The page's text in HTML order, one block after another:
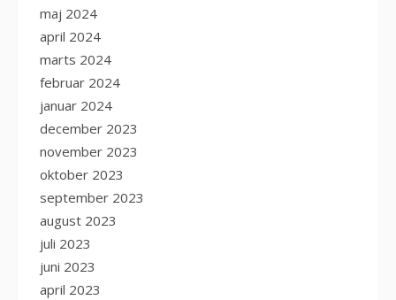
maj 2024
april 2024
marts 2024
februar 2024
januar 2024
december 2023
november 2023
oktober 2023
september 2023
august 2023
juli 2023
juni 2023
april 2023